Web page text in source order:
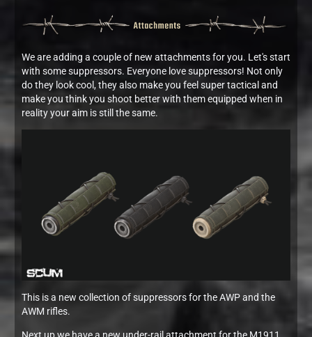
We are adding a couple of new attachments for you. Let's start
with some suppressors. Everyone love suppressors! Not only
do they look cool, they also make you feel super tactical and
make you think you shoot better with them equipped when in
reality your aim is still the same.
This is a new collection of suppressors for the AWP and the
AWM rifles.